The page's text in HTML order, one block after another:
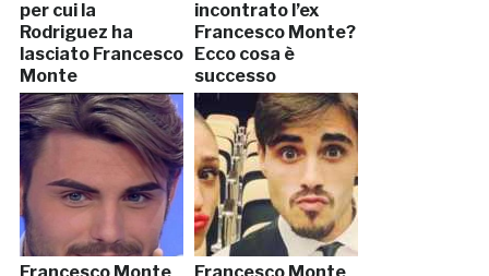
per cui la
Rodriguez ha
lasciato Francesco
Monte
incontrato l’ex
Francesco Monte?
Ecco cosa è
successo